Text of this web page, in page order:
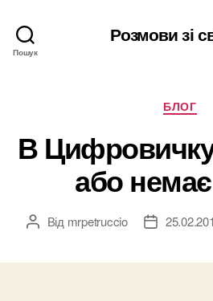
Пошук
Розмови зі
БЛОГ
В
або немає
Автор
Від mrpetruccio
Дата